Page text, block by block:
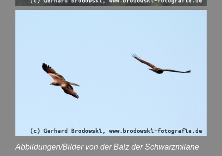
Abbildungen/Bilder von der Balz der Schwarzmilane